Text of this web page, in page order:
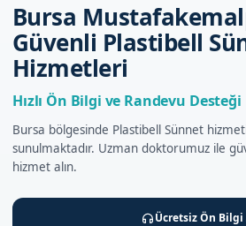
Bursa
Güvenli Plastibell
Hizmetleri
Hızlı Ön Bilgi ve Randevu Desteği
Bursa bölgesinde Plastibell Sünnet
sunulmaktadır. Uzman doktorumuz ile
hizmet alın.
Ücretsiz Ön Bilgi